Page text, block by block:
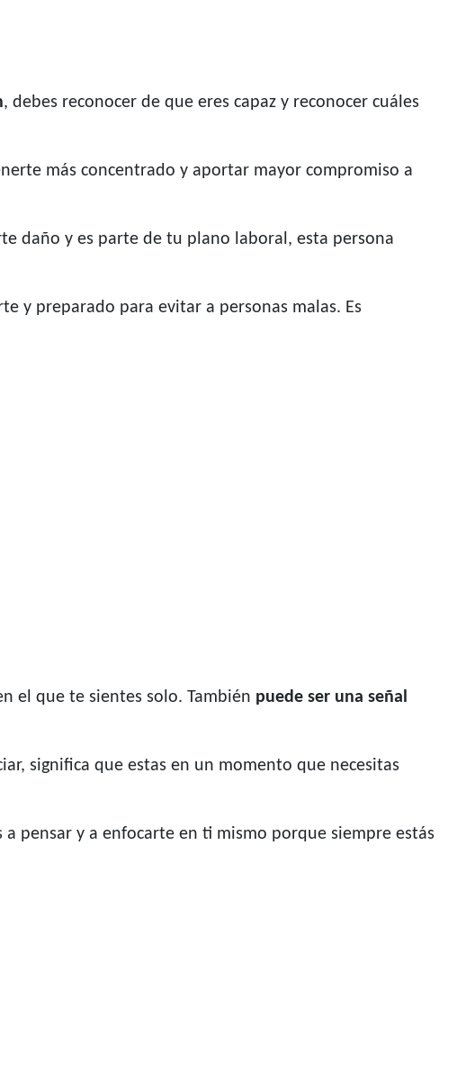
, debes reconocer de que eres capaz y reconocer cuáles
más concentrado y aportar mayor compromiso a
daño y es parte de tu plano laboral, esta persona
y preparado para evitar a personas malas. Es
el que te sientes solo. También puede ser una señal
significa que estas en un momento que necesitas
pensar y a enfocarte en ti mismo porque siempre estás